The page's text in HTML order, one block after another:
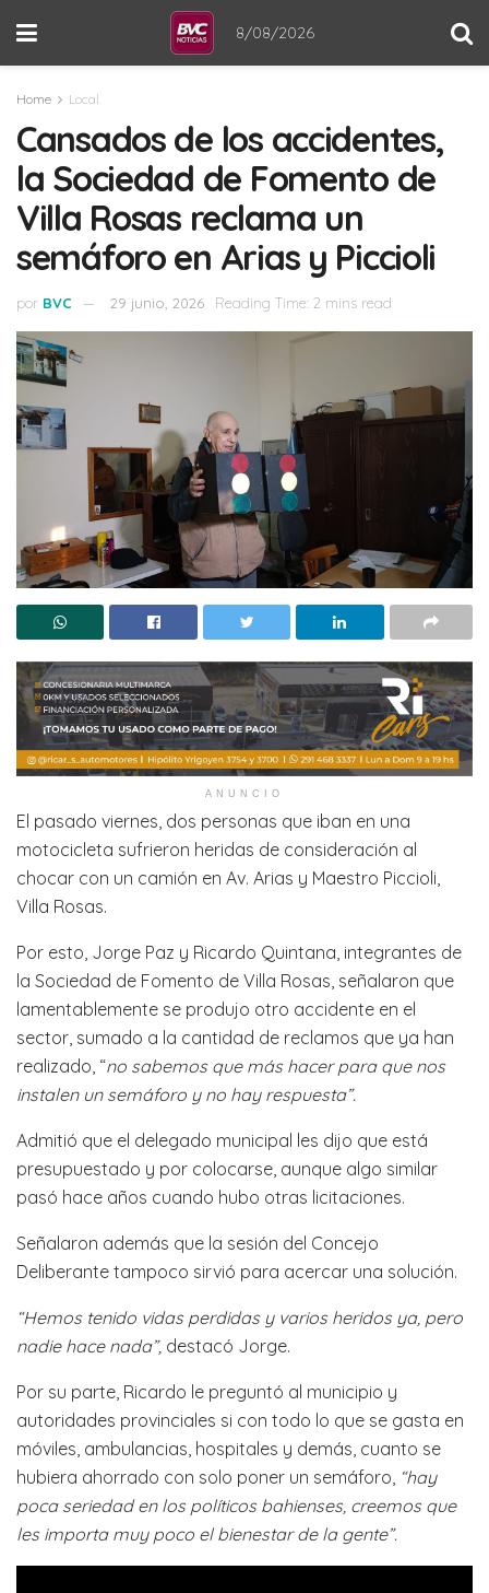
8/08/2026
Home Local
Cansados de los accidentes,
la Sociedad de Fomento de
Villa Rosas reclama un
semáforo en Arias y Piccioli
por BVC 29 junio, 2026 Reading Time: 2 mins read
ANUNCIO
El pasado viernes, dos personas que iban en una
motocicleta sufrieron heridas de consideración al
chocar con un camión en Av. Arias y Maestro Piccioli,
Villa Rosas.
Por esto, Jorge Paz y Ricardo Quintana, integrantes de
la Sociedad de Fomento de Villa Rosas, señalaron que
lamentablemente se produjo otro accidente en el
sector, sumado a la cantidad de reclamos que ya han
realizado, “no sabemos que más hacer para que nos
instalen un semáforo y no hay respuesta”.
Admitió que el delegado municipal les dijo que está
presupuestado y por colocarse, aunque algo similar
pasó hace años cuando hubo otras licitaciones.
Señalaron además que la sesión del Concejo
Deliberante tampoco sirvió para acercar una solución.
“Hemos tenido vidas perdidas y varios heridos ya, pero
nadie hace nada”, destacó Jorge.
Por su parte, Ricardo le preguntó al municipio y
autoridades provinciales si con todo lo que se gasta en
móviles, ambulancias, hospitales y demás, cuanto se
hubiera ahorrado con solo poner un semáforo, “hay
poca seriedad en los políticos bahienses, creemos que
les importa muy poco el bienestar de la gente”.